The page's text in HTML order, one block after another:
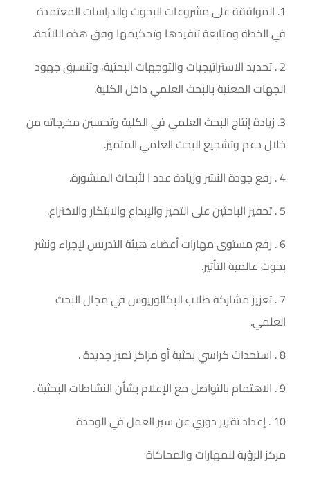
1. الموافقة على مشروعات البحوث والدراسات المعتمدة
في الخطة ومتابعة تنفيذها وتحكيمها وفق هذه اللائحة.
2 . تحديد الاستراتيجيات والتوجهات البحثية، وتنسيق جهود
الجهات المعنية بالبحث العلمي داخل الكلية.
3. زيادة إنتاج البحث العلمي في الكلية وتحسين مخرجاته من
خلال دعم وتشجيع البحث العلمي المتميز.
4 . رفع جودة النشر وزيادة عدد ا لأبحاث المنشورة.
5 . تحفيز الباحثين على التميز والإبداع والابتكار والاختراع.
6 . رفع مستوى مهارات أعضاء هيئة التدريس لإجراء ونشر
بحوث عالمية التأثير.
7 . تعزيز مشاركة طلاب البكالوريوس في مجال البحث
العلمي.
8 . استحداث كراسي بحثية أو مراكز تميز جديدة .
9 . الاهتمام بالتواصل مع الإعلام بشأن النشاطات البحثية .
10 . إعداد تقرير دوري عن سير العمل في الوحدة
مركز الرؤية للمهارات والمحاكاة